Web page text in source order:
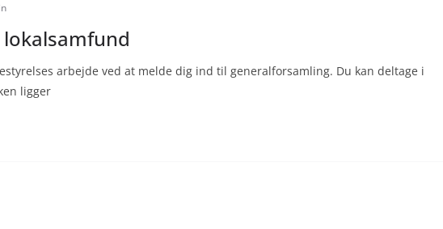
arbejde ved at melde dig ind til generalforsamling. Du kan deltage i
ligger